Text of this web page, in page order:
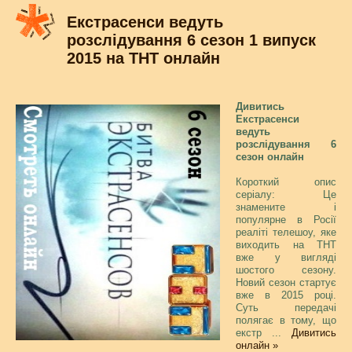
Екстрасенси ведуть
розслідування 6 сезон 1 випуск
2015 на ТНТ онлайн
Дивитись
Екстрасенси
ведуть
розслідування 6
сезон онлайн
Короткий опис
серіалу: Це
знамените і
популярне в Росії
реаліті телешоу, яке
виходить на ТНТ
вже у вигляді
шостого сезону.
Новий сезон стартує
вже в 2015 році.
Суть передачі
полягає в тому, що
екстр ... Дивитись
онлайн »